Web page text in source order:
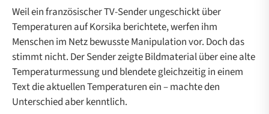
Weil ein französischer TV-Sender ungeschickt über
Temperaturen auf Korsika berichtete, werfen ihm
Menschen im Netz bewusste Manipulation vor. Doch das
stimmt nicht. Der Sender zeigte Bildmaterial über eine alte
Temperaturmessung und blendete gleichzeitig in einem
Text die aktuellen Temperaturen ein – machte den
Unterschied aber kenntlich.